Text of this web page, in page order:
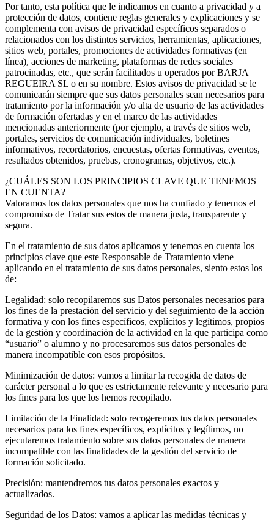
Por tanto, esta política que le indicamos en cuanto a privacidad y a
protección de datos, contiene reglas generales y explicaciones y se
complementa con avisos de privacidad específicos separados o
relacionados con los distintos servicios, herramientas, aplicaciones,
sitios web, portales, promociones de actividades formativas (en
línea), acciones de marketing, plataformas de redes sociales
patrocinadas, etc., que serán facilitados u operados por BARJA
REGUEIRA SL o en su nombre. Estos avisos de privacidad se le
comunicarán siempre que sus datos personales sean necesarios para
tratamiento por la información y/o alta de usuario de las actividades
de formación ofertadas y en el marco de las actividades
mencionadas anteriormente (por ejemplo, a través de sitios web,
portales, servicios de comunicación individuales, boletines
informativos, recordatorios, encuestas, ofertas formativas, eventos,
resultados obtenidos, pruebas, cronogramas, objetivos, etc.).
¿CUÁLES SON LOS PRINCIPIOS CLAVE QUE TENEMOS
EN CUENTA?
Valoramos los datos personales que nos ha confiado y tenemos el
compromiso de Tratar sus estos de manera justa, transparente y
segura.
En el tratamiento de sus datos aplicamos y tenemos en cuenta los
principios clave que este Responsable de Tratamiento viene
aplicando en el tratamiento de sus datos personales, siento estos los
de:
Legalidad: solo recopilaremos sus Datos personales necesarios para
los fines de la prestación del servicio y del seguimiento de la acción
formativa y con los fines específicos, explícitos y legítimos, propios
de la gestión y coordinación de la actividad en la que participa como
“usuario” o alumno y no procesaremos sus datos personales de
manera incompatible con esos propósitos.
Minimización de datos: vamos a limitar la recogida de datos de
carácter personal a lo que es estrictamente relevante y necesario para
los fines para los que los hemos recopilado.
Limitación de la Finalidad: solo recogeremos tus datos personales
necesarios para los fines específicos, explícitos y legítimos, no
ejecutaremos tratamiento sobre sus datos personales de manera
incompatible con las finalidades de la gestión del servicio de
formación solicitado.
Precisión: mantendremos tus datos personales exactos y
actualizados.
Seguridad de los Datos: vamos a aplicar las medidas técnicas y